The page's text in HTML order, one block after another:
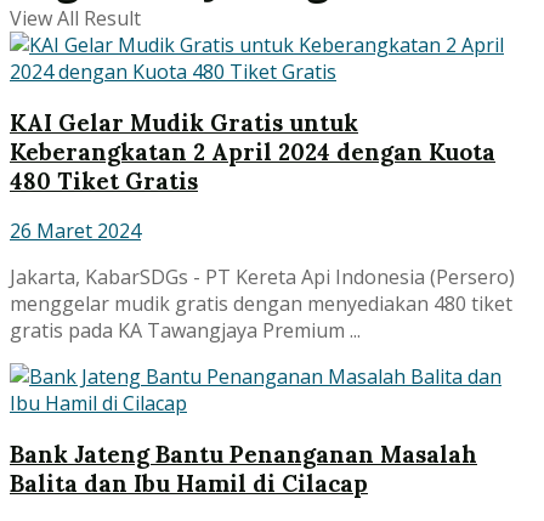
View All Result
KAI Gelar Mudik Gratis untuk
Keberangkatan 2 April 2024 dengan Kuota
480 Tiket Gratis
26 Maret 2024
Jakarta, KabarSDGs - PT Kereta Api Indonesia (Persero)
menggelar mudik gratis dengan menyediakan 480 tiket
gratis pada KA Tawangjaya Premium ...
Bank Jateng Bantu Penanganan Masalah
Balita dan Ibu Hamil di Cilacap